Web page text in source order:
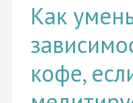
Как
кофе,